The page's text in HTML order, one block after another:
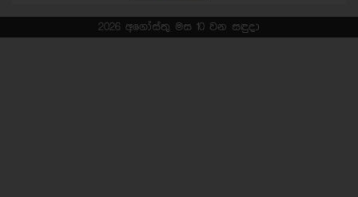
2026 අගෝස්තු මස 10 වන සඳුදා